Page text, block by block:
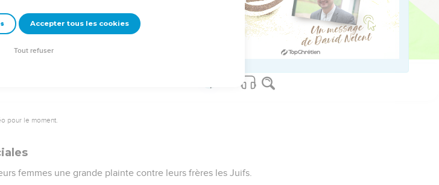
Pour vous procurer une Bible imprimée, rendez-vous sur www.editionsbiblio.fr
pour le moment.
femmes une grande plainte contre leurs frères les Juifs.
Accepter tous les cookies
Tout refuser